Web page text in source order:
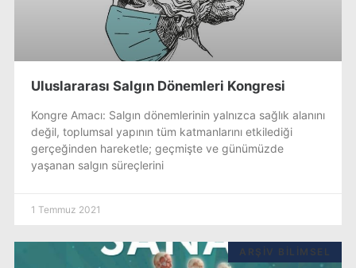
Uluslararası Salgın Dönemleri Kongresi
Kongre Amacı: Salgın dönemlerinin yalnızca sağlık alanını
değil, toplumsal yapının tüm katmanlarını etkilediği
gerçeğinden hareketle; geçmişte ve günümüzde
yaşanan salgın süreçlerini
1 Temmuz 2021
ARŞIV BILIMSEL